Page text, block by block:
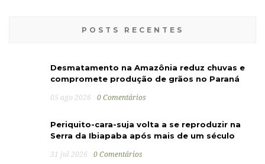
POSTS RECENTES
Desmatamento na Amazônia reduz chuvas e
compromete produção de grãos no Paraná
05 ago 2026 0 Comentários
Periquito-cara-suja volta a se reproduzir na
Serra da Ibiapaba após mais de um século
31 jul 2026 0 Comentários